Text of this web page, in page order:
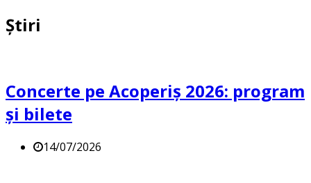
Știri
Concerte pe Acoperiș 2026: program
și bilete
14/07/2026